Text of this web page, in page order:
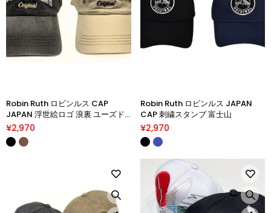
Robin Ruth ロビンルス CAP
JAPAN 浮世絵ロゴ 浪裏 ユーズド
加工
¥2,970
Robin Ruth ロビンルス JAPAN
CAP 刺繍スタンプ 富士山
¥2,970